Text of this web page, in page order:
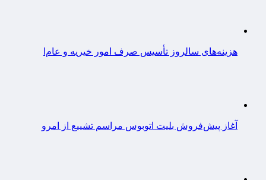
هزینه‌های سالروز تأسیس صرف امور خیریه و عام‌ا
آغاز پیش‌فروش بلیت اتوبوس مراسم تشییع از امرو